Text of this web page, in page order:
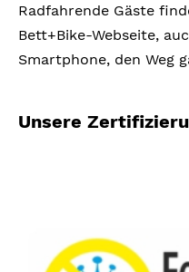
Radfahrende Gäste
Bett+Bike-Webseite,
Smartphone, den Weg
Unsere